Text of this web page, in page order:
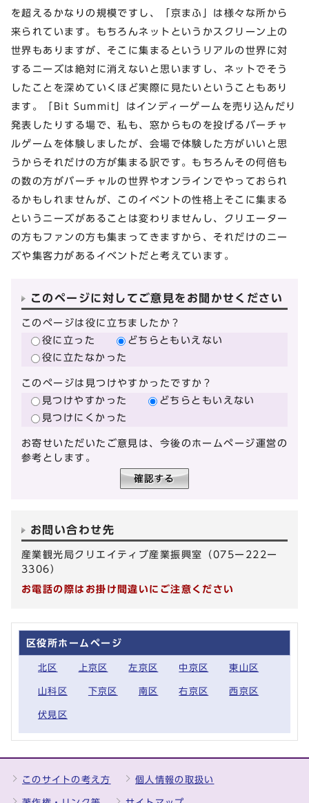
を超えるかなりの規模ですし、「京まふ」は様々な所から
来られています。もちろんネットというかスクリーン上の
世界もありますが、そこに集まるというリアルの世界に対
するニーズは絶対に消えないと思いますし、ネットでそう
したことを深めていくほど実際に見たいということもあり
ます。「Bit Summit」はインディーゲームを売り込んだり
発表したりする場で、私も、窓からものを投げるバーチャ
ルゲームを体験しましたが、会場で体験した方がいいと思
うからそれだけの方が集まる訳です。もちろんその何倍も
の数の方がバーチャルの世界やオンラインでやっておられ
るかもしれませんが、このイベントの性格上そこに集まる
というニーズがあることは変わりませんし、クリエーター
の方もファンの方も集まってきますから、それだけのニー
ズや集客力があるイベントだと考えています。
このページに対してご意見をお聞かせください
このページは役に立ちましたか？
役に立った
どちらともいえない
役に立たなかった
このページは見つけやすかったですか？
見つけやすかった
どちらともいえない
見つけにくかった
お寄せいただいたご意見は、今後のホームページ運営の
参考とします。
お問い合わせ先
産業観光局クリエイティブ産業振興室（075ー222ー
3306）
お電話の際はお掛け間違いにご注意ください
区役所ホームページ
北区 上京区 左京区 中京区 東山区
山科区 下京区 南区 右京区 西京区
伏見区
このサイトの考え方 個人情報の取扱い